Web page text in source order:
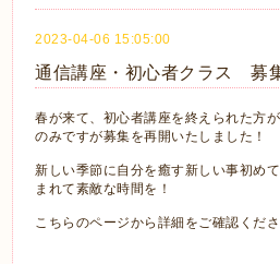
2023-04-06 15:05:00
通信講座・初心者クラス 募
春が来て、初心者講座を終えられた方
のみですが募集を再開いたしました！
新しい季節に自分を癒す新しい事初め
まれて素敵な時間を！
こちらのページから詳細をご確認くだ